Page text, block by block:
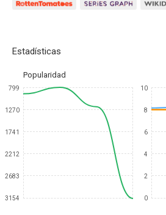
Estadísticas
Popularidad
799
1270
1741
2212
2683
3154
10
8
6
4
2
0